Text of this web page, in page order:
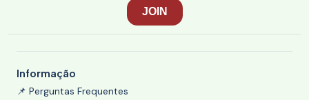
Informação
📌 Perguntas Frequentes